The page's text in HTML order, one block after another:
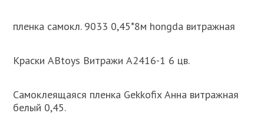
пленка самокл. 9033 0,45*8м hongda витражная
Краски ABtoys Витражи A2416-1 6 цв.
Самоклеящаяся пленка Gekkofix Анна витражная
белый 0,45.